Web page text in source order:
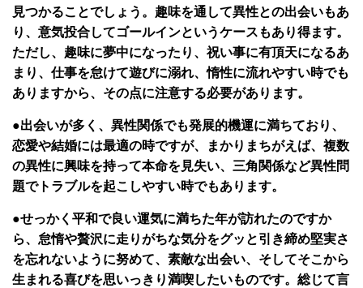
見つかることでしょう。趣味を通して異性との出会いもあ
り、意気投合してゴールインというケースもあり得ます。
ただし、趣味に夢中になったり、祝い事に有頂天になるあ
まり、仕事を怠けて遊びに溺れ、惰性に流れやすい時でも
ありますから、その点に注意する必要があります。
●出会いが多く、異性関係でも発展的機運に満ちており、
恋愛や結婚には最適の時ですが、まかりまちがえば、複数
の異性に興味を持って本命を見失い、三角関係など異性問
題でトラブルを起こしやすい時でもあります。
●せっかく平和で良い運気に満ちた年が訪れたのですか
ら、怠惰や贅沢に走りがちな気分をグッと引き締め堅実さ
を忘れないように努めて、素敵な出会い、そしてそこから
生まれる喜びを思いっきり満喫したいものです。総じて言